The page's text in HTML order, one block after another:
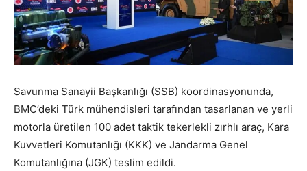
Savunma Sanayii Başkanlığı (SSB) koordinasyonunda,
BMC’deki Türk mühendisleri tarafından tasarlanan ve yerli
motorla üretilen 100 adet taktik tekerlekli zırhlı araç, Kara
Kuvvetleri Komutanlığı (KKK) ve Jandarma Genel
Komutanlığına (JGK) teslim edildi.